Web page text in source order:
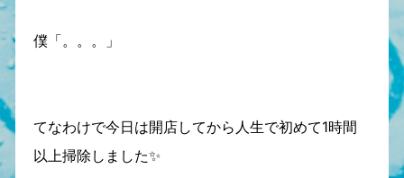
僕「。。。」
てなわけで今日は開店してから人生で初めて1時間
以上掃除しました✨